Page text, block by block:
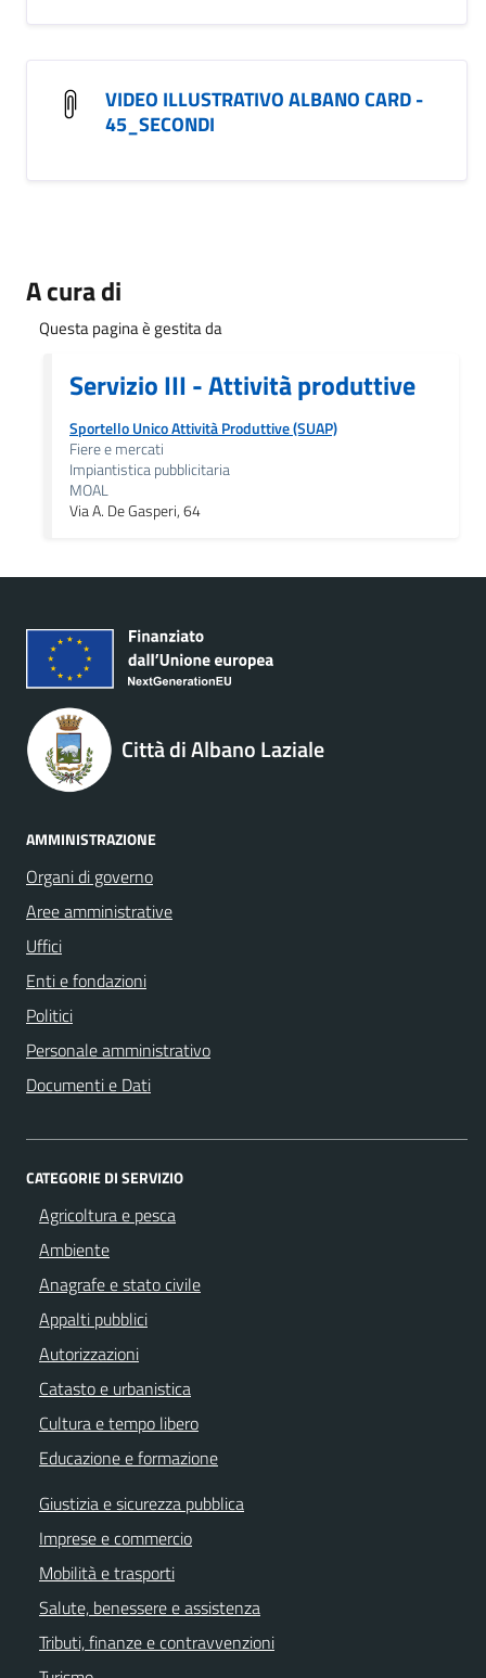
VIDEO ILLUSTRATIVO ALBANO CARD -
45_SECONDI
A cura di
Questa pagina è gestita da
Servizio III - Attività produttive
Sportello Unico Attività Produttive (SUAP)
Fiere e mercati
Impiantistica pubblicitaria
MOAL
Via A. De Gasperi, 64
Città di Albano Laziale
AMMINISTRAZIONE
Organi di governo
Aree amministrative
Uffici
Enti e fondazioni
Politici
Personale amministrativo
Documenti e Dati
CATEGORIE DI SERVIZIO
Agricoltura e pesca
Ambiente
Anagrafe e stato civile
Appalti pubblici
Autorizzazioni
Catasto e urbanistica
Cultura e tempo libero
Educazione e formazione
Giustizia e sicurezza pubblica
Imprese e commercio
Mobilità e trasporti
Salute, benessere e assistenza
Tributi, finanze e contravvenzioni